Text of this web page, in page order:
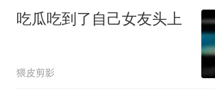
吃瓜吃到了自己女友头上
猥皮剪影